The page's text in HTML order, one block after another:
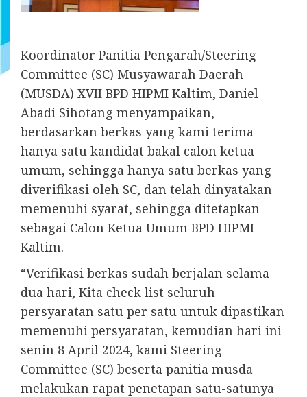
Koordinator Panitia Pengarah/Steering
Committee (SC) Musyawarah Daerah
(MUSDA) XVII BPD HIPMI Kaltim, Daniel
Abadi Sihotang menyampaikan,
berdasarkan berkas yang kami terima
hanya satu kandidat bakal calon ketua
umum, sehingga hanya satu berkas yang
diverifikasi oleh SC, dan telah dinyatakan
memenuhi syarat, sehingga ditetapkan
sebagai Calon Ketua Umum BPD HIPMI
Kaltim.
“Verifikasi berkas sudah berjalan selama
dua hari, Kita check list seluruh
persyaratan satu per satu untuk dipastikan
memenuhi persyaratan, kemudian hari ini
senin 8 April 2024, kami Steering
Committee (SC) beserta panitia musda
melakukan rapat penetapan satu-satunya